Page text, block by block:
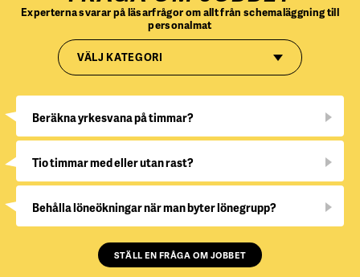
Experterna svarar på läsarfrågor om allt från schemaläggning till
personalmat
VÄLJ KATEGORI
Beräkna yrkesvana på timmar?
Tio timmar med eller utan rast?
Behålla löneökningar när man byter lönegrupp?
STÄLL EN FRÅGA OM JOBBET